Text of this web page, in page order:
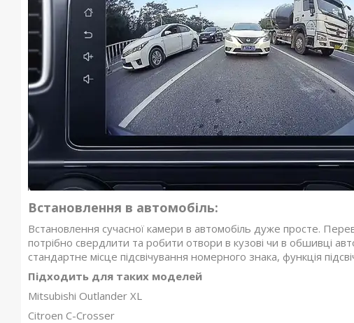
Встановлення в автомобіль:
Встановлення сучасної камери в автомобіль дуже просте.
потрібно свердлити та робити отвори в кузові чи в обшивці
стандартне місце підсвічування номерного знака, функція
Підходить для таких моделей
Mitsubishi Outlander XL
Citroen C-Crosser